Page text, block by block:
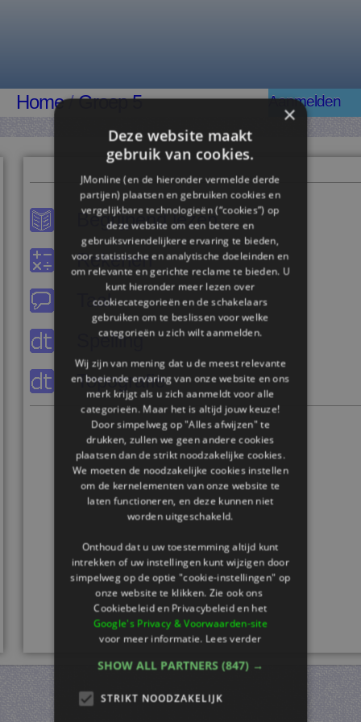
Home/Groep 5 Aanmelden
Begrijpend lezen
Rekenen
Taal
Spelling
Topografie
×
Deze website maakt
gebruik van cookies.
JMonline (en de hieronder vermelde derde
partijen) plaatsen en gebruiken cookies en
vergelijkbare technologieën (“cookies”) op
deze website om een ​​betere en
gebruiksvriendelijkere ervaring te bieden,
voor statistische en analytische doeleinden en
om relevante en gerichte reclame te bieden. U
kunt hieronder meer lezen over
cookiecategorieën en de schakelaars
gebruiken om te beslissen voor welke
categorieën u zich wilt aanmelden.
Wij zijn van mening dat u de meest relevante
en boeiende ervaring van onze website en ons
merk krijgt als u zich aanmeldt voor alle
categorieën. Maar het is altijd jouw keuze!
Door simpelweg op "Alles afwijzen" te
drukken, zullen we geen andere cookies
plaatsen dan de strikt noodzakelijke cookies.
We moeten de noodzakelijke cookies instellen
om de kernelementen van onze website te
laten functioneren, en deze kunnen niet
worden uitgeschakeld.
Onthoud dat u uw toestemming altijd kunt
intrekken of uw instellingen kunt wijzigen door
simpelweg op de optie "cookie-instellingen" op
onze website te klikken. Zie ook ons ​​
Cookiebeleid en Privacybeleid en het
Google's Privacy & Voorwaarden-site
voor meer informatie.Lees verder
SHOW ALL PARTNERS (847) →
STRIKT NOODZAKELIJK